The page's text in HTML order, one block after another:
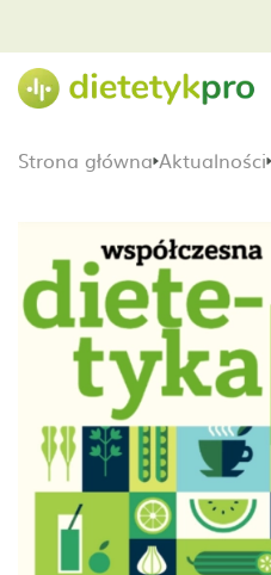
Strona główna Aktualności